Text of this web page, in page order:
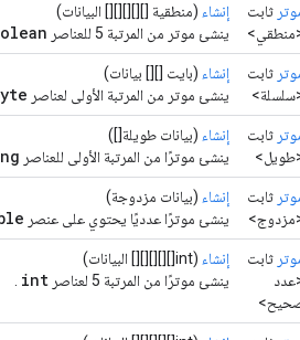
ثابت
إنشاء (منطقية [][][][][] البيانات)
ينشئ موتر من المرتبة 5 للعناصر
ثابت
إنشاء (بايت [][] بيانات)
ينشئ موتر من المرتبة الأولى لعناصر
ثابت
إنشاء (بيانات طويلة[])
ينشئ موترًا من المرتبة الأولى للعناصر
ثابت
إنشاء (بيانات مزدوجة)
ينشئ موترًا عدديًا يحتوي على عنصر
ثابت
إنشاء (int[][][][][] البيانات)
ينشئ موترًا من المرتبة 5 لعناصر
int